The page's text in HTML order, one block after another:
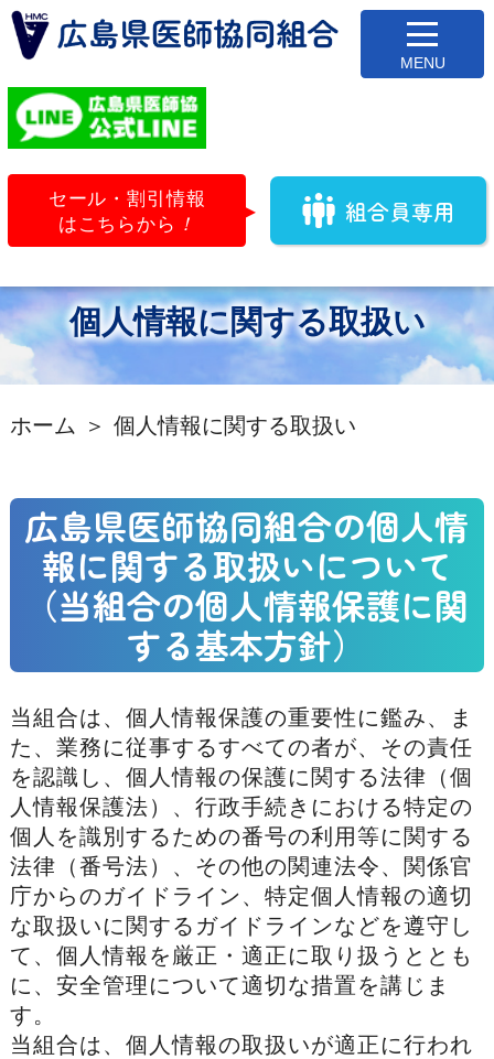
セール・割引情報
はこちらから ！ 組合員専用
個人情報に関する取扱い
ホーム 個人情報に関する取扱い
広島県医師協同組合の個人情
報に関する取扱いについて
（当組合の個人情報保護に関
する基本方針）
当組合は、個人情報保護の重要性に鑑み、ま
た、業務に従事するすべての者が、その責任
を認識し、個人情報の保護に関する法律（個
人情報保護法）、行政手続きにおける特定の
個人を識別するための番号の利用等に関する
法律（番号法）、その他の関連法令、関係官
庁からのガイドライン、特定個人情報の適切
な取扱いに関するガイドラインなどを遵守し
て、個人情報を厳正・適正に取り扱うととも
に、安全管理について適切な措置を講じま
す。
当組合は、個人情報の取扱いが適正に行われ